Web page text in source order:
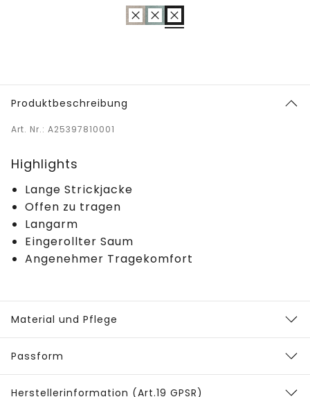
Produktbeschreibung
Art. Nr.: A25397810001
Highlights
Lange Strickjacke
Offen zu tragen
Langarm
Eingerollter Saum
Angenehmer Tragekomfort
Material und Pflege
Passform
Herstellerinformation (Art.19 GPSR)